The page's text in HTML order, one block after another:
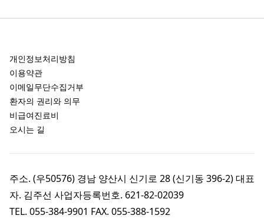
개인정보처리방침
이용약관
이메일무단수집거부
환자의 권리와 의무
비급여진료비
오시는 길
주소. (우50576) 경남 양산시 신기로 28 (신기동 396-2)대표
자. 김주선 사업자등록번호. 621-82-02039
TEL. 055-384-9901 FAX. 055-388-1592